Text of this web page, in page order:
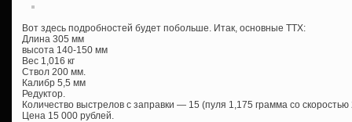
Вот здесь подробностей будет побольше. Итак, основные ТТХ:
Длина 305 мм
высота 140-150 мм
Вес 1,016 кг
Ствол 200 мм.
Калибр 5,5 мм
Редуктор.
Количество выстрелов с заправки — 15 (пуля 1,175 грамма со скоростью
Цена 15 000 рублей.